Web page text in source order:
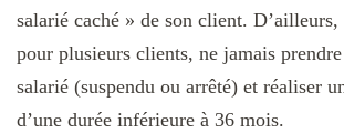
salarié caché » de son client.
pour plusieurs clients, ne jamais
salarié (suspendu ou arrêté) et réaliser
d’une durée inférieure à 36 mois.